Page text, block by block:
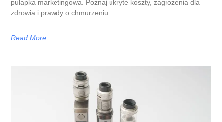
pułapka marketingowa. Poznaj ukryte koszty, zagrożenia dla
zdrowia i prawdy o chmurzeniu.
Read More